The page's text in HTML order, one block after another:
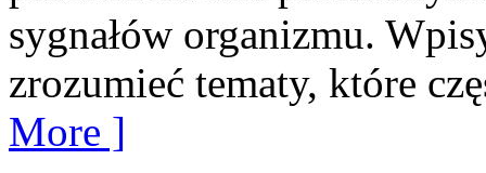
sygnałów organizmu.
zrozumieć tematy, które
More ]